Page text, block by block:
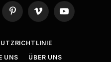
PinterestVimeo YouTube
UNS
ÜBER UNS